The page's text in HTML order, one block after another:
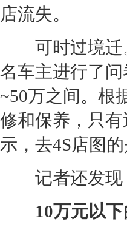
店流失。
可时过境迁
名车主进行了
~50万之间。根
修和保养，只
示，去4S店图
记者还发现
10万元以下